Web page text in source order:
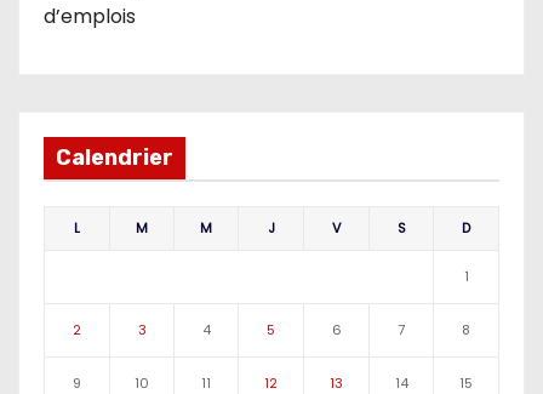
d’emplois
Calendrier
L M M J V S D
1
2 3 4 5 6 7 8
9 10 11 12 13 14 15